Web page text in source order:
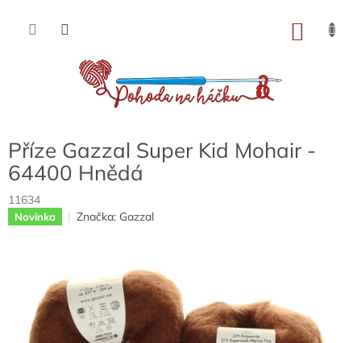
obsah
Příze Gazzal Super Kid Mohair -
64400 Hnědá
11634
Novinka Značka: Gazzal